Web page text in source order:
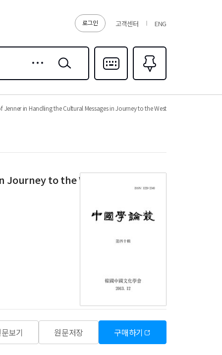
로그인 고객센터 ENG
검색
다국어입력
즐겨찾기0
Jenner in Handling the Cultural Messages in Journey to the West
to the West
보기 원문저장 구매하기